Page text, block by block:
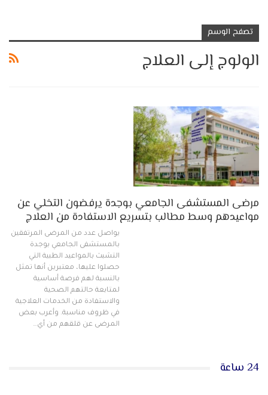
تصفح الوسم
الولوج إلى العلاج
مرضى المستشفى الجامعي بوجدة يرفضون التخلي عن
مواعيدهم وسط مطالب بتسريع الاستفادة من العلاج
يواصل عدد من المرضى المرتفقين
بالمستشفى الجامعي بوجدة
التشبث بالمواعيد الطبية التي
حصلوا عليها، معتبرين أنها تمثل
بالنسبة لهم فرصة أساسية
لمتابعة حالتهم الصحية
والاستفادة من الخدمات العلاجية
في ظروف مناسبة. وأعرب بعض
المرضى عن قلقهم من أي…
24 ساعة